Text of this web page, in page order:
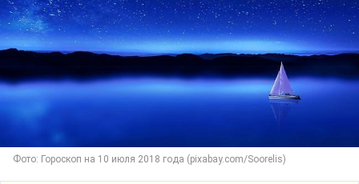
Фото: Гороскоп на 10 июля 2018 года (pixabay.com/Soorelis)